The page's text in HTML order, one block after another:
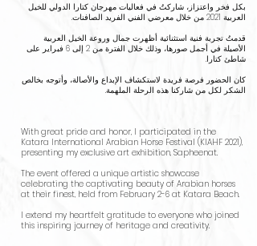
بكل فخر واعتزاز، شاركتُ في فعاليات مهرجان كتارا الدولي للخيل
العربية 2021 من خلال معرضي الفني الفريد الصافنات.
قدمتُ تجربة فنية استثنائية أظهرت جمال وروعة الخيل العربية
الأصيلة في أجمل صورها، وذلك خلال الفترة من 2 إلى 6 فبراير على
شاطئ كتارا.
كان الحضور فرصة فريدة لاستكشاف الإبداع والأصالة، وأتوجه بخالص
الشكر لكل من شاركنا هذه الرحلة الملهمة.
With great pride and honor, I participated in the
Katara International Arabian Horse Festival (KIAHF 2021),
presenting my exclusive art exhibition, Sapheenat.
The event offered a unique artistic showcase
celebrating the captivating beauty of Arabian horses
at their finest, held from February 2-6 at Katara Beach.
I extend my heartfelt gratitude to everyone who joined
this inspiring journey of heritage and creativity.